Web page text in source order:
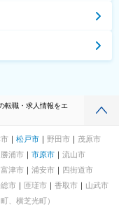
転職・求人情報をエ
松戸市 野田市
茂原市
勝浦市 市原市
流山市
富津市 浦安市
四街道市
市 匝瑳市 香取市
山武市
、横芝光町）